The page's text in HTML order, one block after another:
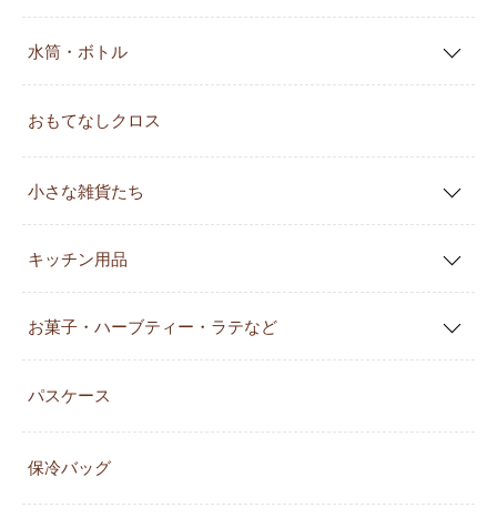
水筒・ボトル
おもてなしクロス
小さな雑貨たち
キッチン用品
お菓子・ハーブティー・ラテなど
パスケース
保冷バッグ